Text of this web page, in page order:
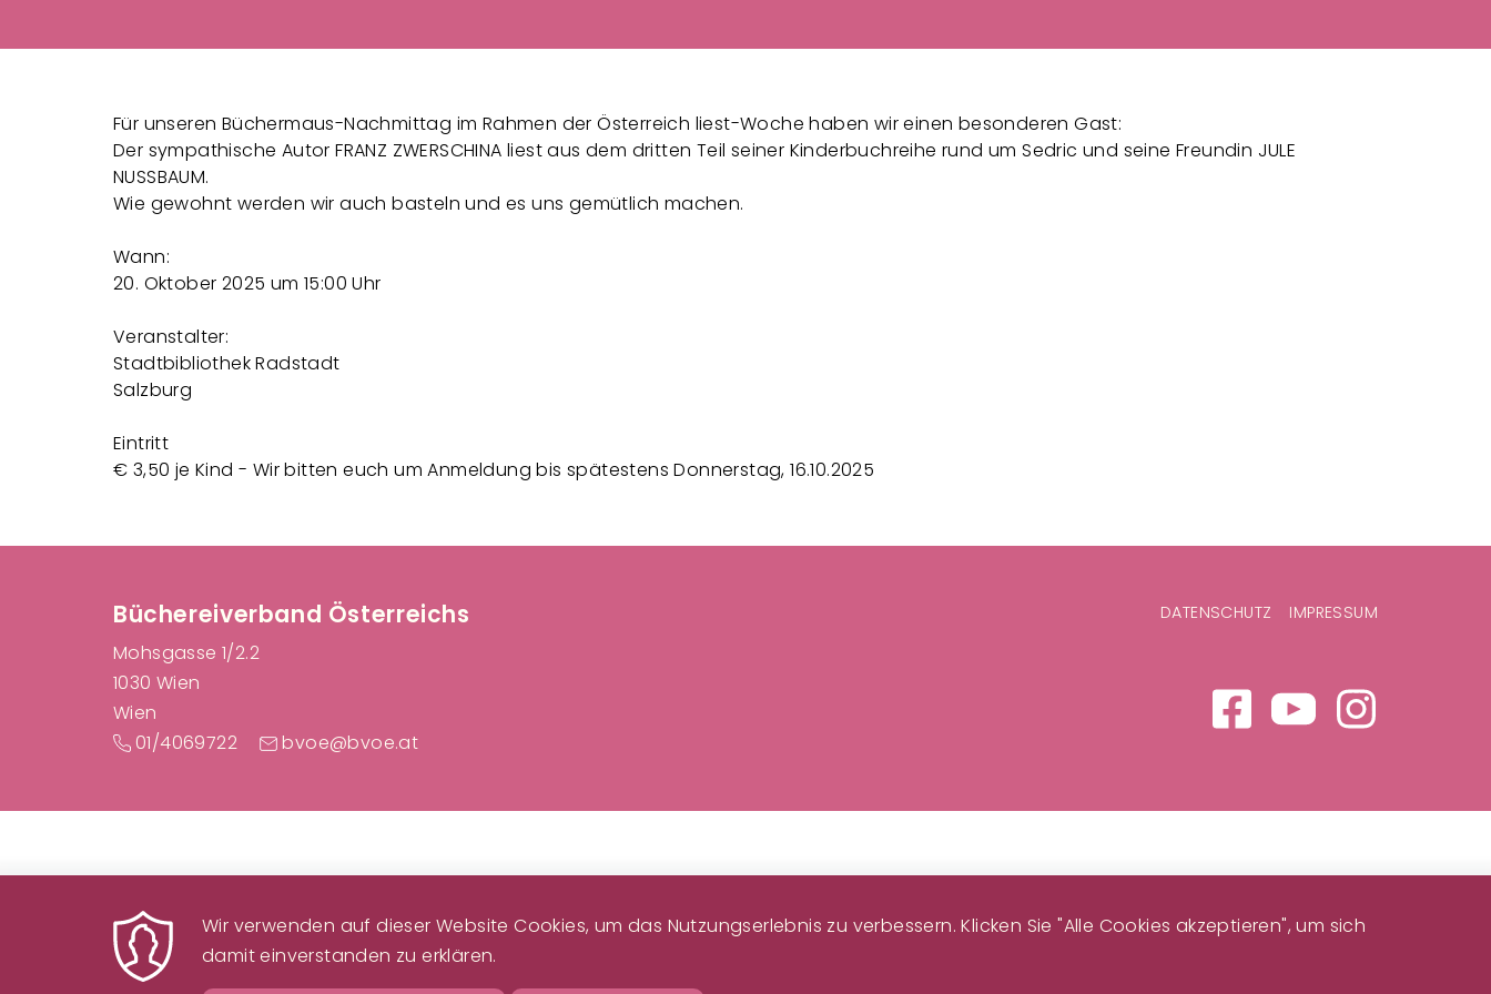
Für unseren Büchermaus-Nachmittag im Rahmen der Österreich liest-Woche haben wir einen besonderen Gast:
Der sympathische Autor FRANZ ZWERSCHINA liest aus dem dritten Teil seiner Kinderbuchreihe rund um Sedric und seine Freundin JULE
NUSSBAUM.
Wie gewohnt werden wir auch basteln und es uns gemütlich machen.
Wann:
20. Oktober 2025 um 15:00 Uhr
Veranstalter:
Stadtbibliothek Radstadt
Salzburg
Eintritt
€ 3,50 je Kind - Wir bitten euch um Anmeldung bis spätestens Donnerstag, 16.10.2025
Büchereiverband Österreichs
Mohsgasse 1/2.2
1030 Wien
Wien
01/4069722
bvoe@bvoe.at
DATENSCHUTZ IMPRESSUM
Wir verwenden auf dieser Website Cookies, um das Nutzungserlebnis zu verbessern. Klicken Sie "Alle Cookies akzeptieren", um sich
damit einverstanden zu erklären.